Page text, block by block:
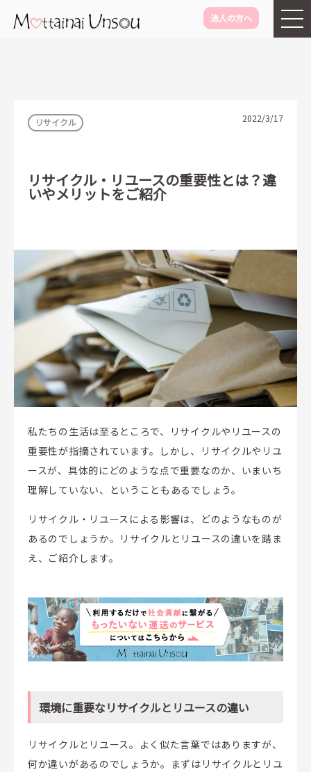
法人の方へ
リサイクル 2022/3/17
リサイクル・リユースの重要性とは？違
いやメリットをご紹介
私たちの生活は至るところで、リサイクルやリユースの
重要性が指摘されています。しかし、リサイクルやリユ
ースが、具体的にどのような点で重要なのか、いまいち
理解していない、ということもあるでしょう。
リサイクル・リユースによる影響は、どのようなものが
あるのでしょうか。リサイクルとリユースの違いを踏ま
え、ご紹介します。
環境に重要なリサイクルとリユースの違い
リサイクルとリユース。よく似た言葉ではありますが、
何か違いがあるのでしょうか。まずはリサイクルとリユ